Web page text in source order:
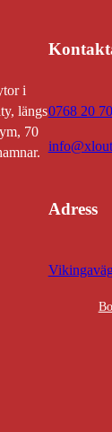
i
längs
70
0768 20
Adress